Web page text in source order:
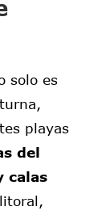
solo es
playas
del
calas